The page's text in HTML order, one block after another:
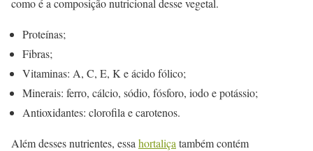
como é a composição nutricional desse vegetal.
Proteínas;
Fibras;
Vitaminas: A, C, E, K e ácido fólico;
Minerais: ferro, cálcio, sódio, fósforo, iodo e potássio;
Antioxidantes: clorofila e carotenos.
Além desses nutrientes, essa hortaliça também contém